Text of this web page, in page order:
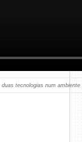
tecnologias num ambiente